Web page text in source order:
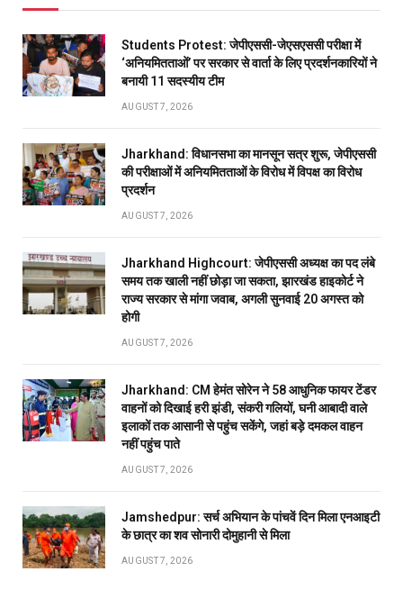
Students Protest: जेपीएससी-जेएसएससी परीक्षा में
‘अनियमितताओं’ पर सरकार से वार्ता के लिए प्रदर्शनकारियों ने
बनायी 11 सदस्यीय टीम
AUGUST 7, 2026
Jharkhand: विधानसभा का मानसून सत्र शुरू, जेपीएससी
की परीक्षाओं में अनियमितताओं के विरोध में विपक्ष का विरोध
प्रदर्शन
AUGUST 7, 2026
Jharkhand Highcourt: जेपीएससी अध्यक्ष का पद लंबे
समय तक खाली नहीं छोड़ा जा सकता, झारखंड हाइकोर्ट ने
राज्य सरकार से मांगा जवाब, अगली सुनवाई 20 अगस्त को
होगी
AUGUST 7, 2026
Jharkhand: CM हेमंत सोरेन ने 58 आधुनिक फायर टेंडर
वाहनों को दिखाई हरी झंडी, संकरी गलियों, घनी आबादी वाले
इलाकों तक आसानी से पहुंच सकेंगे, जहां बड़े दमकल वाहन
नहीं पहुंच पाते
AUGUST 7, 2026
Jamshedpur: सर्च अभियान के पांचवें दिन मिला एनआइटी
के छात्र का शव सोनारी दोमुहानी से मिला
AUGUST 7, 2026